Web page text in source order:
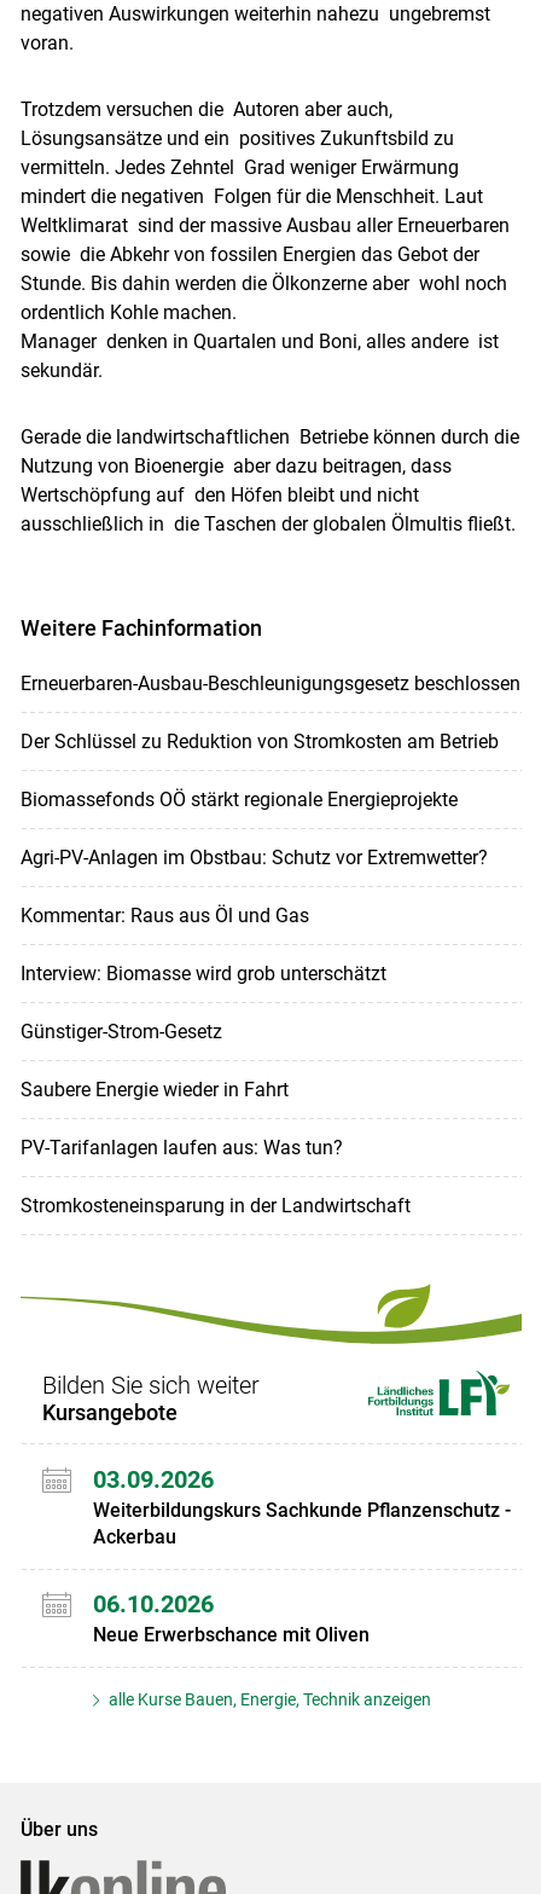
negativen Auswirkungen weiterhin nahezu ungebremst
voran.
Trotzdem versuchen die Autoren aber auch,
Lösungsansätze und ein positives Zukunftsbild zu
vermitteln. Jedes Zehntel Grad weniger Erwärmung
mindert die negativen Folgen für die Menschheit. Laut
Weltklimarat sind der massive Ausbau aller Erneuerbaren
sowie die Abkehr von fossilen Energien das Gebot der
Stunde. Bis dahin werden die Ölkonzerne aber wohl noch
ordentlich Kohle machen.
Manager denken in Quartalen und Boni, alles andere ist
sekundär.
Gerade die landwirtschaftlichen Betriebe können durch die
Nutzung von Bioenergie aber dazu beitragen, dass
Wertschöpfung auf den Höfen bleibt und nicht
ausschließlich in die Taschen der globalen Ölmultis fließt.
Weitere Fachinformation
Erneuerbaren-Ausbau-Beschleunigungsgesetz beschlossen
Der Schlüssel zu Reduktion von Stromkosten am Betrieb
Biomassefonds OÖ stärkt regionale Energieprojekte
Agri-PV-Anlagen im Obstbau: Schutz vor Extremwetter?
Kommentar: Raus aus Öl und Gas
Interview: Biomasse wird grob unterschätzt
Günstiger-Strom-Gesetz
Saubere Energie wieder in Fahrt
PV-Tarifanlagen laufen aus: Was tun?
Stromkosteneinsparung in der Landwirtschaft
Bilden Sie sich weiter
Kursangebote
03.09.2026
Weiterbildungskurs Sachkunde Pflanzenschutz -
Ackerbau
06.10.2026
Neue Erwerbschance mit Oliven
alle Kurse Bauen, Energie, Technik anzeigen
Über uns